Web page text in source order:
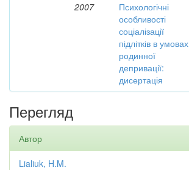
2007
Психологічні
особливості
соціалізації
підлітків в умовах
родинної
депривації:
дисертація
Перегляд
Автор
Lialiuk, H.M.